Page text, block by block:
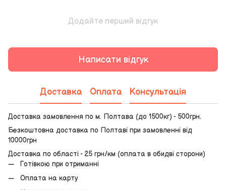
Додайте перший відгук
Написати відгук
Доставка Оплата Консультація
Доставка замовлення по м. Полтава (до 1500кг) - 500грн.
Безкоштовна доставка по Полтаві при замовленні від
10000грн
Доставка по області - 25 грн/км (оплата в обидві сторони)
Готівкою при отриманні
Оплата на карту